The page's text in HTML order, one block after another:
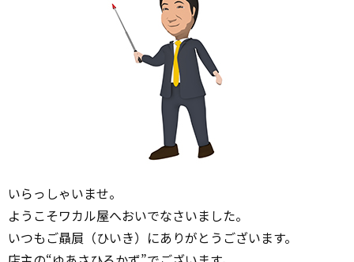
いらっしゃいませ。
ようこそワカル屋へおいでなさいました。
いつもご贔屓（ひいき）にありがとうございます。